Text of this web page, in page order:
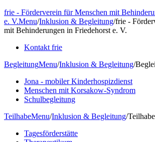
frie - Förderverein für Menschen mit
e. V.Menu/Inklusion & Begleitung/frie -
mit Behinderungen in Friedehorst e. V.
Kontakt frie
BegleitungMenu/Inklusion & Begleitung/
Jona - mobiler Kinderhospizdienst
Menschen mit Korsakow-Syndrom
Schulbegleitung
TeilhabeMenu/Inklusion & Begleitung/Teilhabe
Tagesförderstätte